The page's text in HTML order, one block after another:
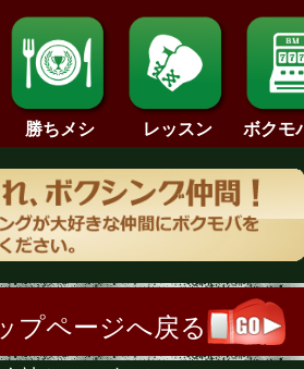
勝ちメシ レッスン ボクモ
プページへ戻る